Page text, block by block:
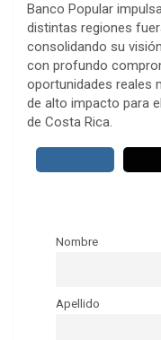
Banco Popular
distintas regiones
consolidando su
con profundo
oportunidades reales
de alto impacto para
de Costa Rica.
Nombre
Apellido